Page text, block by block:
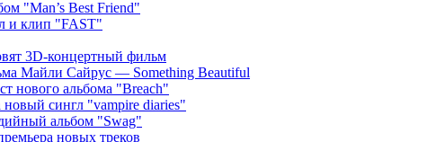
"Man’s Best Friend"
и клип "FAST"
3D-концертный фильм
Майли Сайрус — Something Beautiful
нового альбома "Breach"
сингл "vampire diaries"
альбом "Swag"
новых треков